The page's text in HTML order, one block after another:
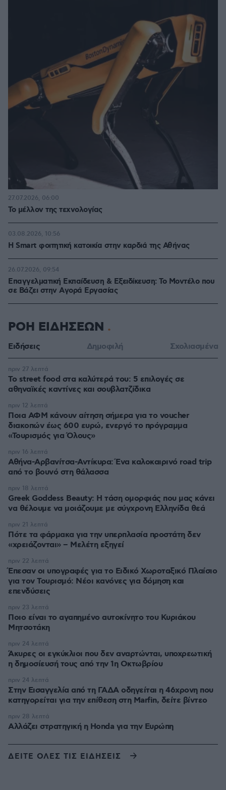
Το μέλλον της τεχνολογίας
27.07.2026, 06:00
Η Smart φοιτητική κατοικία στην καρδιά της Αθήνας
03.08.2026, 10:56
Επαγγελματική Εκπαίδευση & Εξειδίκευση: Το Mοντέλο που
σε Bάζει στην Aγορά Eργασίας
26.07.2026, 09:54
ΡΟΗ ΕΙΔΗΣΕΩΝ
Ειδήσεις Δημοφιλή Σχολιασμένα
Το street food στα καλύτερά του: 5 επιλογές σε
αθηναϊκές καντίνες και σουβλατζίδικα
πριν 27 λεπτά
Ποια ΑΦΜ κάνουν αίτηση σήμερα για το voucher
διακοπών έως 600 ευρώ, ενεργό το πρόγραμμα
«Τουρισμός για Όλους»
πριν 12 λεπτά
Αθήνα-Αρβανίτσα-Αντίκυρα: Ένα καλοκαιρινό road trip
από το βουνό στη θάλασσα
πριν 16 λεπτά
Greek Goddess Beauty: Η τάση ομορφιάς που μας κάνει
να θέλουμε να μοιάζουμε με σύγχρονη Ελληνίδα θεά
πριν 18 λεπτά
Πότε τα φάρμακα για την υπερπλασία προστάτη δεν
«χρειάζονται» – Μελέτη εξηγεί
πριν 21 λεπτά
Έπεσαν οι υπογραφές για το Ειδικό Χωροταξικό Πλαίσιο
για τον Τουρισμό: Νέοι κανόνες για δόμηση και
επενδύσεις
πριν 22 λεπτά
Ποιο είναι το αγαπημένο αυτοκίνητο του Κυριάκου
Μητσοτάκη
πριν 23 λεπτά
Άκυρες οι εγκύκλιοι που δεν αναρτώνται, υποχρεωτική
η δημοσίευσή τους από την 1η Οκτωβρίου
πριν 24 λεπτά
Στην Εισαγγελία από τη ΓΑΔΑ οδηγείται η 46χρονη που
κατηγορείται για την επίθεση στη Marfin, δείτε βίντεο
πριν 24 λεπτά
Αλλάζει στρατηγική η Honda για την Ευρώπη
πριν 28 λεπτά
ΔΕΙΤΕ ΟΛΕΣ ΤΙΣ ΕΙΔΗΣΕΙΣ